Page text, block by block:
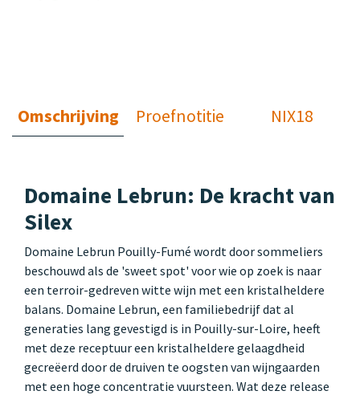
Omschrijving Proefnotitie NIX18
Domaine Lebrun: De kracht van
Silex
Domaine Lebrun Pouilly-Fumé wordt door sommeliers
beschouwd als de 'sweet spot' voor wie op zoek is naar
een terroir-gedreven witte wijn met een kristalheldere
balans. Domaine Lebrun, een familiebedrijf dat al
generaties lang gevestigd is in Pouilly-sur-Loire, heeft
met deze receptuur een kristalheldere gelaagdheid
gecreëerd door de druiven te oogsten van wijngaarden
met een hoge concentratie vuursteen. Wat deze release